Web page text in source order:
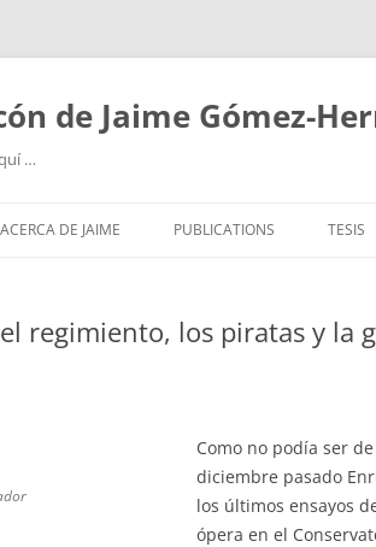
de Jaime Gómez-
…
ACERCA DE JAIME PUBLICATIONS TESIS
regimiento, los piratas y la
Como no podía ser
diciembre pasado
los últimos ensayos
ópera en el